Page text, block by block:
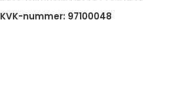
KVK-nummer: 97100048